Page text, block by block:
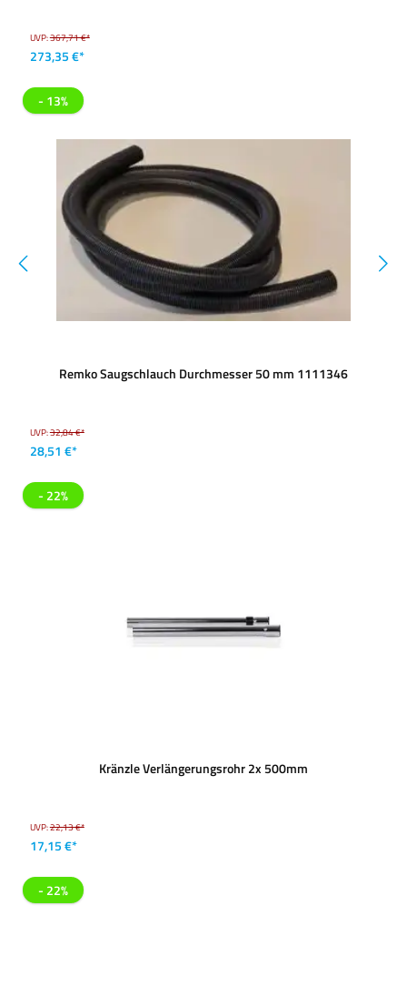
UVP:367,71 €*
273,35 €*
- 13%
Remko Saugschlauch Durchmesser 50 mm 1111346
UVP:32,84 €*
28,51 €*
- 22%
Kränzle Verlängerungsrohr 2x 500mm
UVP:22,13 €*
17,15 €*
- 22%